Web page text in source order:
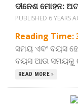
ଦୀନେଶ ମୋହନ:
PUBLISHED 6 YEARS
Reading Time:
ସମୟ ଏବଂ ବୟସ
ବୟସ ଆଉ ସମୟକୁ
READ MORE »